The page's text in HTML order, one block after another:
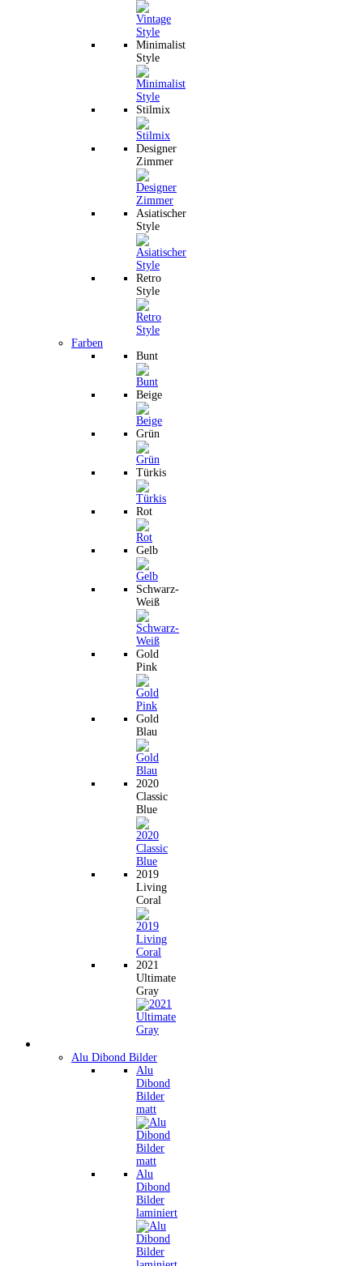
Minimalist
Style
Stilmix
Designer
Zimmer
Asiatischer
Style
Retro
Style
Farben
Bunt
Beige
Grün
Türkis
Rot
Gelb
Schwarz-
Weiß
Gold
Pink
Gold
Blau
2020
Classic
Blue
2019
Living
Coral
2021
Ultimate
Gray
Alu Dibond Bilder
Alu
Dibond
Bilder
matt
Alu
Dibond
Bilder
laminiert